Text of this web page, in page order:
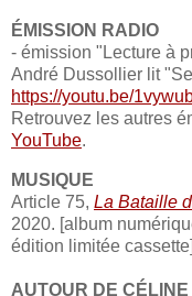
ÉMISSION RADIO
- émission "Lecture à
André Dussollier lit
https://youtu.be/
Retrouvez les autres
YouTube.
MUSIQUE
Article 75, La Bataille
2020. [album
édition limitée cassette]
AUTOUR DE CÉLINE